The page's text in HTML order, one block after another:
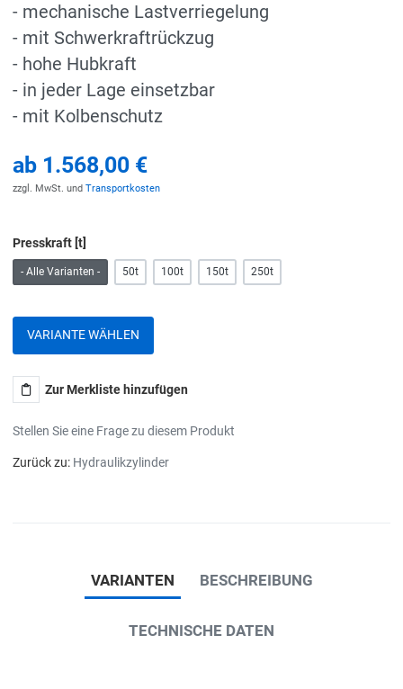
- mechanische Lastverriegelung
- mit Schwerkraftrückzug
- hohe Hubkraft
- in jeder Lage einsetzbar
- mit Kolbenschutz
ab 1.568,00 €
zzgl. MwSt. und Transportkosten
Presskraft [t]
- Alle Varianten - 50t 100t 150t 250t
VARIANTE WÄHLEN
Zur Merkliste hinzufügen
Stellen Sie eine Frage zu diesem Produkt
Zurück zu: Hydraulikzylinder
VARIANTEN BESCHREIBUNG
TECHNISCHE DATEN